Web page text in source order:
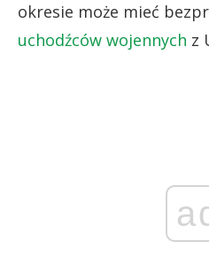
okresie może mieć
uchodźców wojennych z